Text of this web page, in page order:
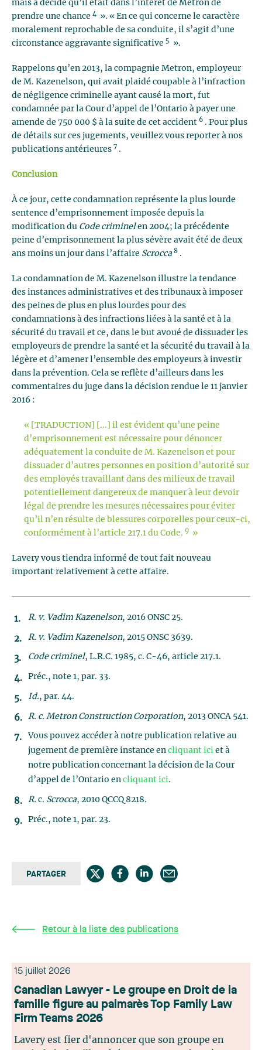
mais a décidé qu’il était dans l’intérêt de Metron de
prendre une chance 4
». « En ce qui concerne le caractère
moralement reprochable de sa conduite, il s’agit d’une
circonstance aggravante significative 5 ».
Rappelons qu’en 2013, la compagnie Metron, employeur
de M. Kazenelson, qui avait plaidé coupable à l’infraction
de négligence criminelle ayant causé la mort, fut
condamnée par la Cour d’appel de l’Ontario à payer une
amende de 750 000 $ à la suite de cet accident 6 . Pour plus
de détails sur ces jugements, veuillez vous reporter à nos
publications antérieures 7 .
Conclusion
À ce jour, cette condamnation représente la plus lourde
sentence d’emprisonnement imposée depuis la
modification du Code criminelen 2004; la précédente
peine d’emprisonnement la plus sévère avait été de deux
ans moins un jour dans l’affaire Scrocca 8 .
La condamnation de M. Kazenelson illustre la tendance
des instances administratives et des tribunaux à imposer
des peines de plus en plus lourdes pour des
condamnations à des infractions liées à la santé et à la
sécurité du travail et ce, dans le but avoué de dissuader les
employeurs de prendre la santé et la sécurité du travail à la
légère et d’amener l’ensemble des employeurs à investir
dans la prévention. Cela se reflète d’ailleurs dans les
commentaires du juge dans la décision rendue le 11 janvier
2016 :
« [TRADUCTION] [...] il est évident qu’une peine
d’emprisonnement est nécessaire pour dénoncer
adéquatement la conduite de M. Kazenelson et pour
dissuader d’autres personnes en position d’autorité sur
des employés travaillant dans des milieux de travail
potentiellement dangereux de manquer à leur devoir
légal de prendre les mesures nécessaires pour éviter
qu’il n’en résulte de blessures corporelles pour ceux-ci,
conformément à l’article 217.1 du Code. 9 »
Lavery vous tiendra informé de tout fait nouveau
important relativement à cette affaire.
R. v. Vadim Kazenelson, 2016 ONSC 25.
R. v. Vadim Kazenelson, 2015 ONSC 3639.
Code criminel, L.R.C. 1985, c. C-46, article 217.1.
Préc., note 1, par. 33.
Id., par. 44.
R. c. Metron Construction Corporation, 2013 ONCA 541.
Vous pouvez accéder à notre publication relative au
jugement de première instance en cliquant ici et à
notre publication concernant la décision de la Cour
d’appel de l’Ontario en cliquant ici.
R. c. Scrocca, 2010 QCCQ 8218.
Préc., note 1, par. 23.
PARTAGER
Retour à la liste des publications
15 juillet 2026
Canadian Lawyer - Le groupe en Droit de la
famille figure au palmarès Top Family Law
Firm Teams 2026
Lavery est fier d'annoncer que son groupe en